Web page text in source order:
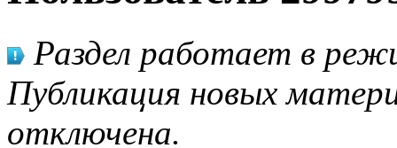
Раздел работает в
Публикация новых
отключена.